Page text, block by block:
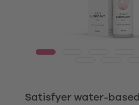
Satisfyer water-based